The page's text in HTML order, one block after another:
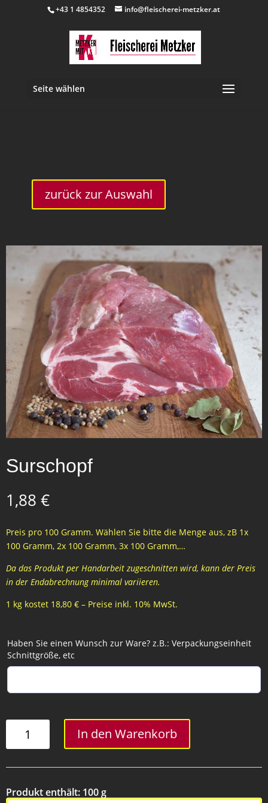
+43 1 4854352 info@fleischerei-metzker.at
Seite wählen
zurück zur Auswahl
Surschopf
1,88 €
Preis pro 100 Gramm. Wählen Sie bitte die Menge aus, zB 1x
100 Gramm, 2x 100 Gramm, 3x 100 Gramm,…
Da das Produkt per Handarbeit zugeschnitten wird, kann der Preis
in der Endabrechnung minimal variieren.
1 kg kostet 18,80 € – Preise inkl. 10% MwSt.
Haben Sie einen Wunsch zur Ware? z.B.: Verpackungseinheit
Schnittgröße, etc
Menge
In den Warenkorb
Produkt enthält: 100g